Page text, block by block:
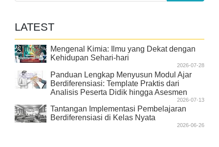
LATEST
Mengenal Kimia: Ilmu yang Dekat dengan
Kehidupan Sehari-hari
2026-07-28
Panduan Lengkap Menyusun Modul Ajar
Berdiferensiasi: Template Praktis dari
Analisis Peserta Didik hingga Asesmen
2026-07-13
Tantangan Implementasi Pembelajaran
Berdiferensiasi di Kelas Nyata
2026-06-26